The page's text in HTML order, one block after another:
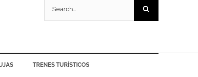
for:
TRENES TURÍSTICOS